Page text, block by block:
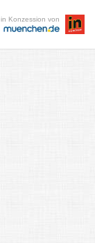
in Konzession von